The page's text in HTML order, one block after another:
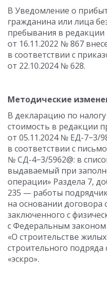
В Уведомление о
гражданина или лица
пребывания в
от 16.11.2022 № 867
в соответствии с
от 22.10.2024№ 628.
Методические
В декларацию по
стоимость в редакции
от 05.11.2024№ ЕД-7−3/
в соответствии с
№ СД-4−3/5962@: в
выдаваемый при
операции» Раздела 7,
235 — работы
на основании договора
заключенного с
с Федеральным законом
«О строительстве
строительного подряда
«эскро».